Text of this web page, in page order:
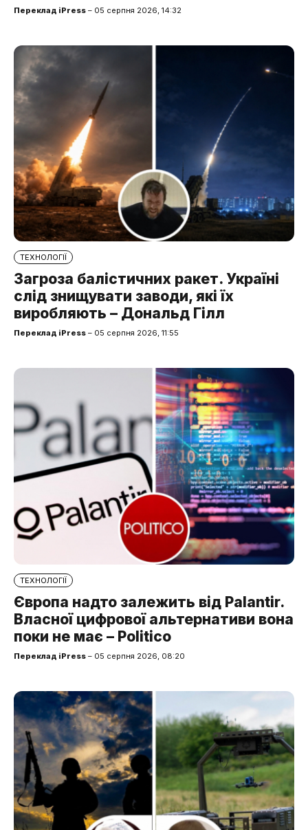
Переклад iPress – 05 серпня 2026, 14:32
ТЕХНОЛОГІЇ
Загроза балістичних ракет. Україні
слід знищувати заводи, які їх
виробляють – Дональд Гілл
Переклад iPress – 05 серпня 2026, 11:55
ТЕХНОЛОГІЇ
Європа надто залежить від Palantir.
Власної цифрової альтернативи вона
поки не має – Politico
Переклад iPress – 05 серпня 2026, 08:20